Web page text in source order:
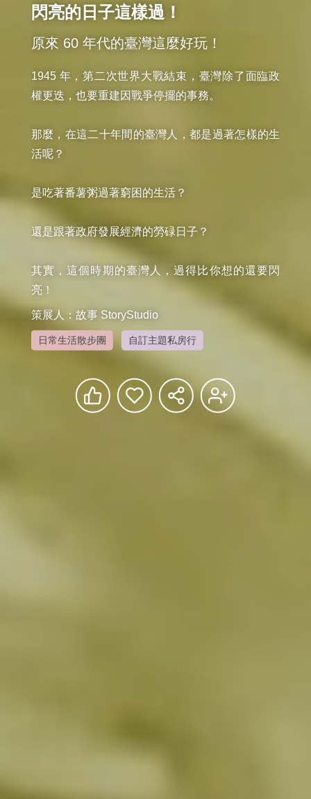
閃亮的日子這樣過！
原來 60 年代的臺灣這麼好玩！
1945 年，第二次世界大戰結束，臺灣除了面臨政
權更迭，也要重建因戰爭停擺的事務。
那麼，在這二十年間的臺灣人，都是過著怎樣的生
活呢？
是吃著番薯粥過著窮困的生活？
還是跟著政府發展經濟的勞碌日子？
其實，這個時期的臺灣人，過得比你想的還要閃
亮！
策展人：故事 StoryStudio
日常生活散步團 自訂主題私房行